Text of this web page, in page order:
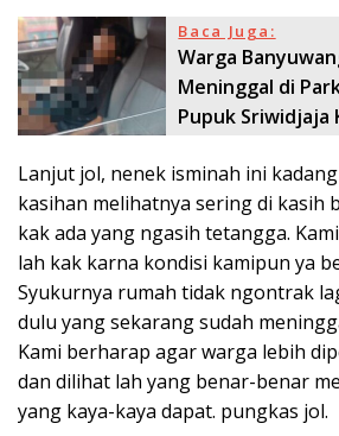
Baca Juga:
Warga
Meninggal di
Pupuk Sriwidjaja
Lanjut jol, nenek isminah ini
kasihan melihatnya sering di kasih
kak ada yang ngasih tetangga.
lah kak karna kondisi kamipun ya
Syukurnya rumah tidak ngontrak
dulu yang sekarang sudah
Kami berharap agar warga lebih
dan dilihat lah yang benar-benar
yang kaya-kaya dapat. pungkas jol.